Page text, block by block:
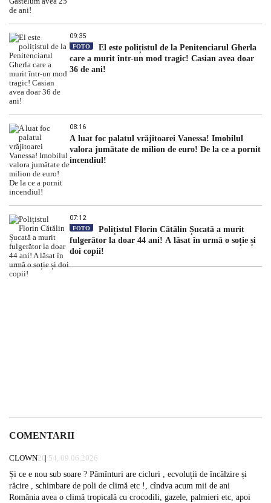
09:35
FOTO
El este polițistul de la Penitenciarul Gherla
care a murit într-un mod tragic! Casian avea doar
36 de ani!
08:16
A luat foc palatul vrăjitoarei Vanessa! Imobilul
valora jumătate de milion de euro! De la ce a pornit
incendiul!
07:12
FOTO
Polițistul Florin Cătălin Șucată a murit
fulgerător la doar 44 ani! A lăsat în urmă o soție și
doi copii!
COMENTARII
CLOWN20:54, 09.06.2026
Și ce e nou sub soare ? Pămînturi are cicluri , ecvoluții de încălzire și
răcire , schimbare de poli de climă etc !, cîndva acum mii de ani
România avea o climă tropicală cu crocodili, gazele, palmieri etc, apoi